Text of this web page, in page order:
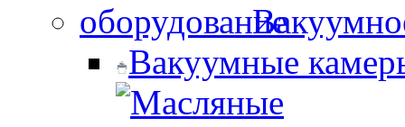
Вакуумные